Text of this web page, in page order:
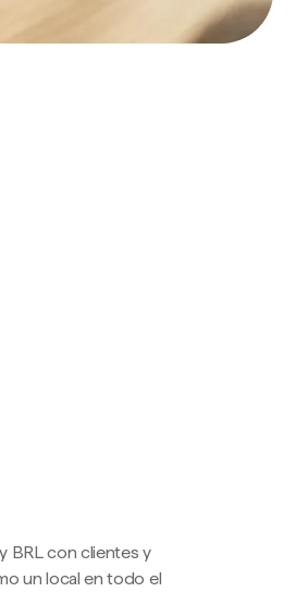
BRL con clientes y
un local en todo el